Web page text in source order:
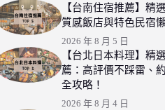
【台南住宿推薦】精
質感飯店與特色民宿
2026 年 8 月 5 日
【台北日本料理】精
薦：高評價不踩雷、
全攻略！
2026 年 8 月 4 日